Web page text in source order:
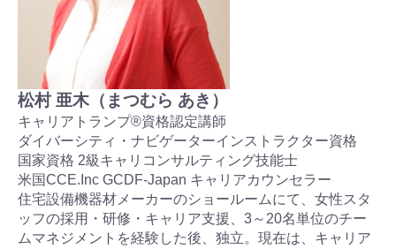
松村 亜木（まつむら あき）
キャリアトランプ®資格認定講師
ダイバーシティ・ナビゲーターインストラクター資格
国家資格 2級キャリコンサルティング技能士
米国CCE.Inc GCDF-Japan キャリアカウンセラー
住宅設備機器材メーカーのショールームにて、女性スタ
ッフの採用・研修・キャリア支援、3～20名単位のチー
ムマネジメントを経験した後、独立。現在は、キャリア